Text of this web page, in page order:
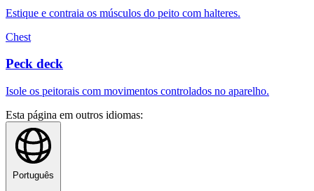
Estique e contraia os músculos do peito com halteres.
Chest
Peck deck
Isole os peitorais com movimentos controlados no aparelho.
Esta página em outros idiomas:
Português